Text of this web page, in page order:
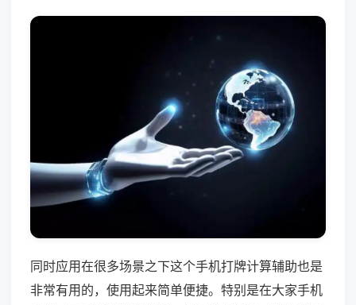
同时应用在很多场景之下这个手机打牌计算辅助也是
非常有用的，使用起来简单便捷。特别是在大家手机